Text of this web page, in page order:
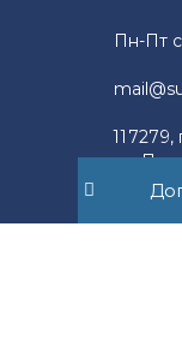
Пн-Пт
117279,
ул.
офис